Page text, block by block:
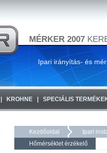
MÉRKER 2007
Ipari irányítás- és
KROHNE SPECIÁLIS
Kezdőoldal
Ipari
Hőmérséklet érzékelő